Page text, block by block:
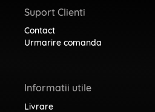
Suport Clienti
Contact
Urmarire comanda
Informatii utile
Livrare